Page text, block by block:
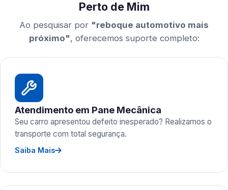
Perto de Mim
Ao pesquisar por "reboque automotivo mais
próximo", oferecemos suporte completo:
Atendimento em Pane Mecânica
Seu carro apresentou defeito inesperado? Realizamos o
transporte com total segurança.
Saiba Mais